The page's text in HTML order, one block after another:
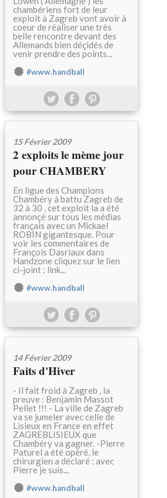
chambériens fort de leur
exploit à Zagreb vont avoir à
coeur de réaliser une très
belle rencontre devant des
Allemands bien déçidés de
venir prendre des points...
#www.handball
15 Février 2009
2 exploits le mème jour
pour CHAMBERY
En ligue des Champions
Chambéry à battu Zagreb de
32 à 30 , cet exploit la a été
annonçé sur tous les médias
français avec un Mickael
ROBIN gigantesque. Pour
voir les commentaires de
François Dasriaux dans
Handzone cliquez sur le lien
ci-joint : link...
#www.handball
14 Février 2009
Faits d'Hiver
- Il fait froid à Zagreb , la
preuve : Benjamin Massot
Pellet !!! - La ville de Zagreb
va se jumeler avec celle de
Lisieux en France en effet
ZAGREBLISIEUX que
Chambéry va gagner. -Pierre
Paturel a été opéré, le
chirurgien a déclaré : avec
Pierre je suis...
#www.handball